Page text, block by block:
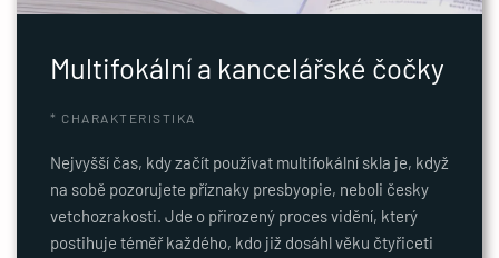
Multifokální a kancelářské čočky
* CHARAKTERISTIKA
Nejvyšší čas, kdy začít používat multifokální skla je, když
na sobě pozorujete příznaky presbyopie, neboli česky
vetchozrakosti. Jde o přirozený proces vidění, který
postihuje téměř každého, kdo již dosáhl věku čtyřiceti